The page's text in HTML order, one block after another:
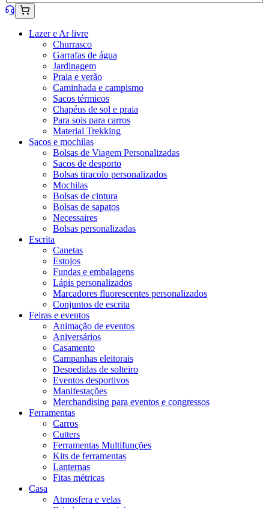
Lazer e Ar livre
Churrasco
Garrafas de água
Jardinagem
Praia e verão
Caminhada e campismo
Sacos térmicos
Chapéus de sol e praia
Para sois para carros
Material Trekking
Sacos e mochilas
Bolsas de Viagem Personalizadas
Sacos de desporto
Bolsas tiracolo personalizados
Mochilas
Bolsas de cintura
Bolsas de sapatos
Necessaires
Bolsas personalizadas
Escrita
Canetas
Estojos
Fundas e embalagens
Lápis personalizados
Marcadores fluorescentes personalizados
Conjuntos de escrita
Feiras e eventos
Animação de eventos
Aniversários
Casamento
Campanhas eleitorais
Despedidas de solteiro
Eventos desportivos
Manifestações
Merchandising para eventos e congressos
Ferramentas
Carros
Cutters
Ferramentas Multifunções
Kits de ferramentas
Lanternas
Fitas métricas
Casa
Atmosfera e velas